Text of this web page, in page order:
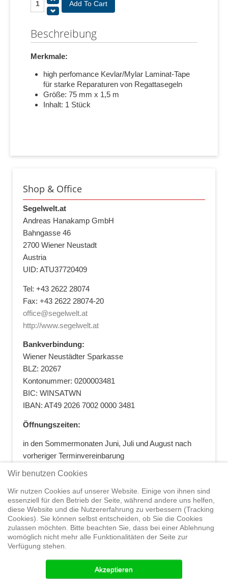
Beschreibung
Merkmale:
high perfomance Kevlar/Mylar Laminat-Tape
für starke Reparaturen von Regattasegeln
Größe: 75 mm x 1,5 m
Inhalt: 1 Stück
Shop & Office
Segelwelt.at
Andreas Hanakamp GmbH
Bahngasse 46
2700 Wiener Neustadt
Austria
UID: ATU37720409
Tel: +43 2622 28074
Fax: +43 2622 28074-20
office@segelwelt.at
http://www.segelwelt.at
Bankverbindung:
Wiener Neustädter Sparkasse
BLZ: 20267
Kontonummer: 0200003481
BIC: WINSATWN
IBAN: AT49 2026 7002 0000 3481
Öffnungszeiten:
in den Sommermonaten Juni, Juli und August nach
vorheriger Terminvereinbarung
Home Shop Trainings Segeltörns Service
Elvstrøm
Sails Yachthandel Sicherheit auf
Wir benutzen Cookies
Wir nutzen Cookies auf unserer Website. Einige von ihnen sind
essenziell für den Betrieb der Seite, während andere uns helfen,
diese Website und die Nutzererfahrung zu verbessern (Tracking
Cookies). Sie können selbst entscheiden, ob Sie die Cookies
zulassen möchten. Bitte beachten Sie, dass bei einer Ablehnung
womöglich nicht mehr alle Funktionalitäten der Seite zur
Verfügung stehen.
Akzeptieren